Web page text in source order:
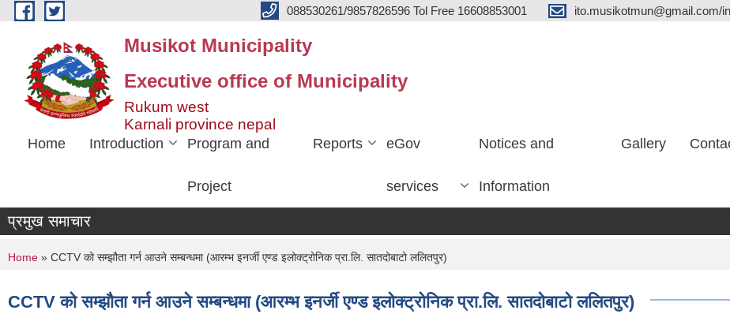
Skip to main content 088530261/9857826596 Tol Free 16608853001 ito.musikotmun@gmail.com/
Musikot Municipality
Executive office of Municipality
Rukum west
Karnali province nepal
Home Introduction Program and
Project
Reports eGov
services
Notices and
Information
Gallery
प्रमुख समाचार
You are here
Home » CCTV को सम्झौता गर्न आउने सम्बन्धमा (आरम्भ इनर्जी एण्ड इलोक्ट्रोनिक प्रा.लि. सातदोबाटो ललितपुर)
CCTV को सम्झौता गर्न आउने सम्बन्धमा (आरम्भ इनर्जी एण्ड इलोक्ट्रोनिक प्रा.लि. सातदोबाटो ललितपुर)